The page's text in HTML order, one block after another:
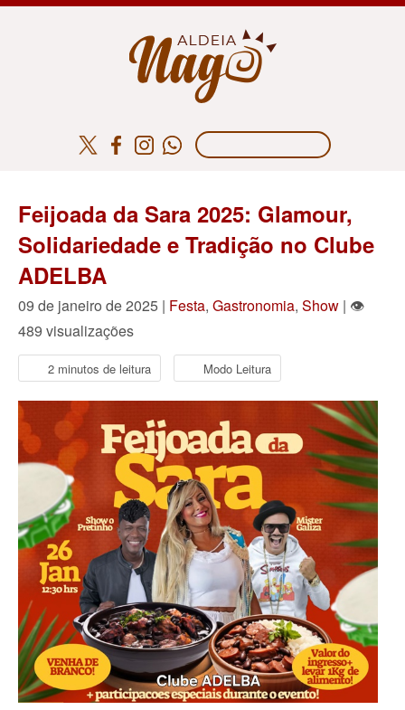
Feijoada da Sara 2025: Glamour,
Solidariedade e Tradição no Clube
ADELBA
09 de janeiro de 2025 | Festa, Gastronomia, Show | 👁
489 visualizações
2 minutos de leitura Modo Leitura